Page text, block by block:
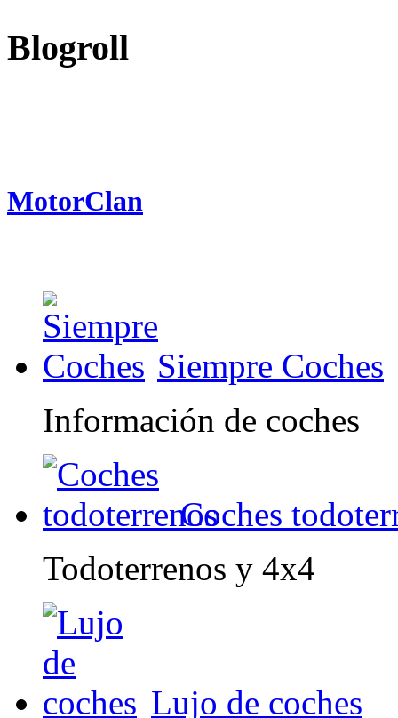
Blogroll
MotorClan
Siempre Coches
Información de coches
Coches
Todoterrenos y 4x4
Lujo de coches